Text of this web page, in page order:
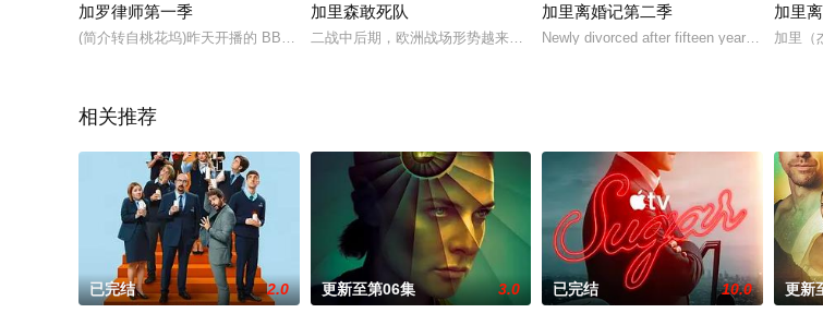
加罗律师第一季
(简介转自桃花坞)昨天开播的 BBC 2009年新剧 Garrow’s Law: Ta
加里森敢死队
二战中后期，欧洲战场形势越来越危急，美国陆军情报部加里森中尉接手了一只
加里离婚记第二季
Newly divorced after fifteen years of marri
加里
加里（
相关推荐
已完结 2.0 更新至第06集 3.0 已完结 10.0 更新